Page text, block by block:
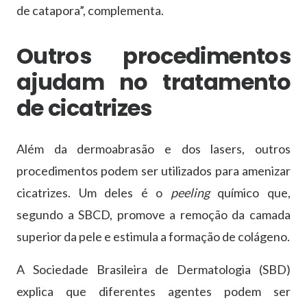
de catapora”, complementa.
Outros procedimentos
ajudam no tratamento
de cicatrizes
Além da dermoabrasão e dos lasers, outros
procedimentos podem ser utilizados para amenizar
cicatrizes. Um deles é o peelingquímico que,
segundo a SBCD, promove a remoção da camada
superior da pele e estimula a formação de colágeno.
A Sociedade Brasileira de Dermatologia (SBD)
explica que diferentes agentes podem ser